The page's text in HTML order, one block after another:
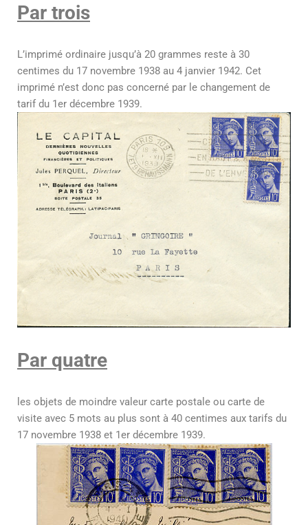
Par trois
L’imprimé ordinaire jusqu’à 20 grammes reste à 30
centimes du 17 novembre 1938 au 4 janvier 1942. Cet
imprimé n’est donc pas concerné par le changement de
tarif du 1er décembre 1939.
Par quatre
les objets de moindre valeur carte postale ou carte de
visite avec 5 mots au plus sont à 40 centimes aux tarifs du
17 novembre 1938 et 1er décembre 1939.